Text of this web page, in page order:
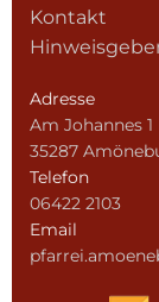
Kontakt
Adresse
Am Johannes 1
35287
Telefon
06422 2103
Email